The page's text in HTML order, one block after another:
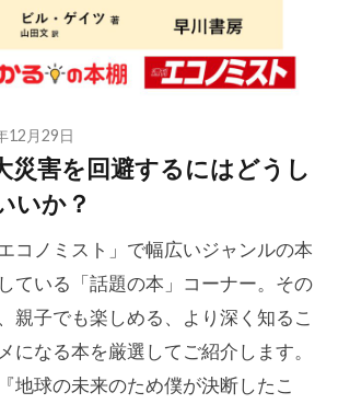
12月29日
災害を回避するにはどうし
いか？
エコノミスト」で幅広いジャンルの本
ている「話題の本」コーナー。その
親子でも楽しめる、より深く知るこ
になる本を厳選してご紹介します。
地球の未来のため僕が決断したこ